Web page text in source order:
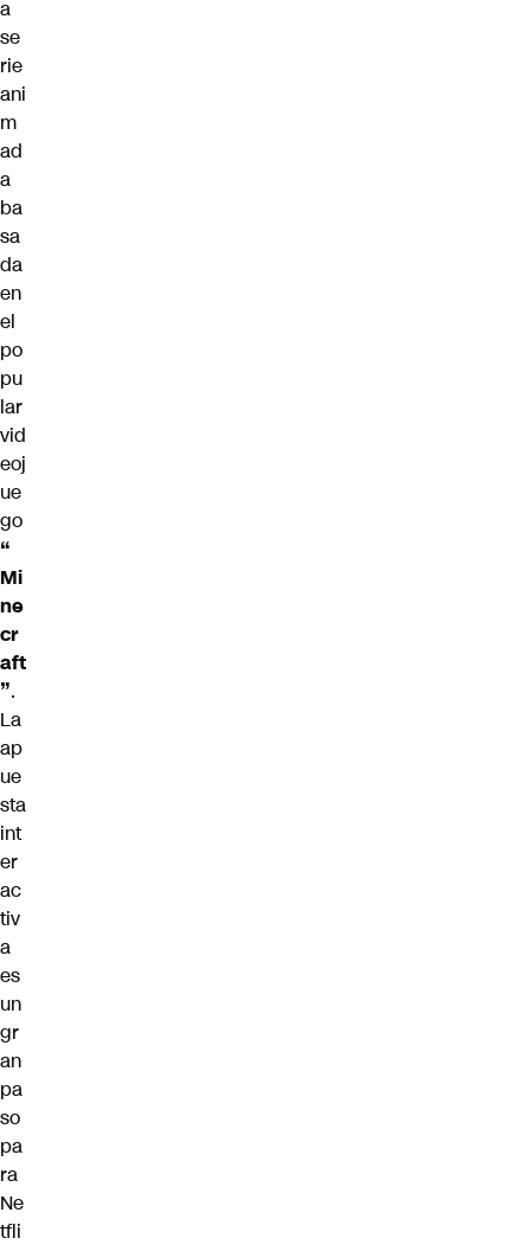
a
se
rie
ani
m
ad
a
ba
sa
da
en
el
po
pu
lar
vid
eoj
ue
go
“
Mi
ne
cr
aft
”.
La
ap
ue
sta
int
er
ac
tiv
a
es
un
gr
an
pa
so
pa
ra
Ne
tfli